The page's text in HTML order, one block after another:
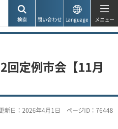
検索 問い合わせ Language メニュー
回定例市会【11月
新日：2026年4月1日 ページID：76448